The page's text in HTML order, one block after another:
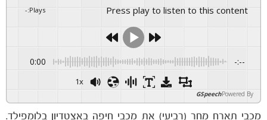
Press play to listen to this content
Plays
:
-
0:00 -:--
1x
Powered By
GSpeech
מכבי תארח מחר (רביעי) את מכבי חיפה באצטדיון בלומפילד.